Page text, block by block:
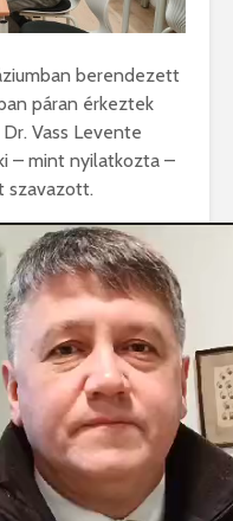
berendezett
páran érkeztek
Vass Levente
– mint nyilatkozta –
szavazott.